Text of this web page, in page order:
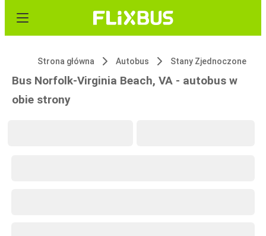
Strona główna Autobus Stany Zjednoczone
Bus Norfolk-Virginia Beach, VA - autobus w
obie strony